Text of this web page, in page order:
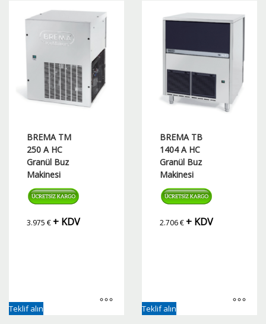
BREMA TM
250 A HC
Granül Buz
Makinesi
3.975 € + KDV
Teklif alın
BREMA TB
1404 A HC
Granül Buz
Makinesi
2.706€ + KDV
Teklif alın